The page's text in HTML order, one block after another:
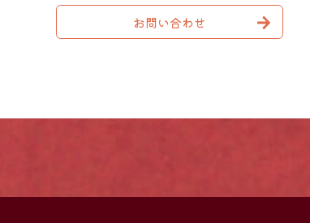
お問い合わせ